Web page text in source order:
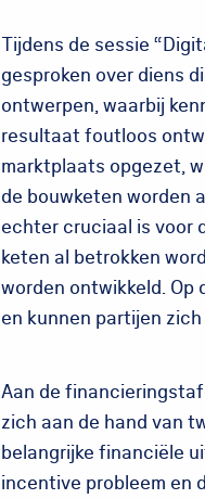
Tijdens de sessie
gesproken over diens
ontwerpen, waarbij
resultaat foutloos
marktplaats opgezet,
de bouwketen worden
echter cruciaal is voor
keten al betrokken
worden ontwikkeld.
en kunnen partijen
Aan de
zich aan de hand van
belangrijke financiële
incentive probleem en